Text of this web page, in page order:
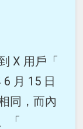
X 用戶「
6 月 15 日
同，而內
「